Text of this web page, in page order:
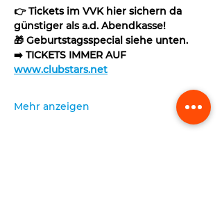
👉 Tickets im VVK hier sichern da
günstiger als a.d. Abendkasse!
🎁 Geburtstagsspecial siehe unten.
➡️ TICKETS IMMER AUF
www.clubstars.net
Mehr anzeigen